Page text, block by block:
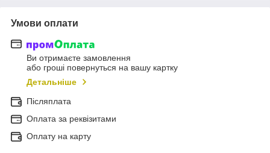
Умови оплати
Ви отримаєте замовлення
або гроші повернуться на вашу картку
Детальніше
Післяплата
Оплата за реквізитами
Оплату на карту